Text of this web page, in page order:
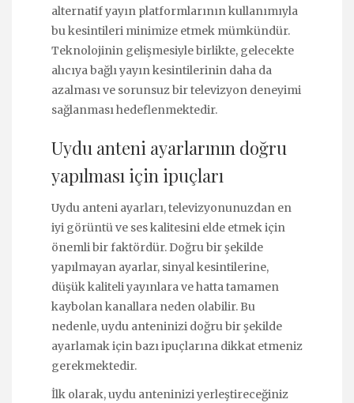
alternatif yayın platformlarının kullanımıyla
bu kesintileri minimize etmek mümkündür.
Teknolojinin gelişmesiyle birlikte, gelecekte
alıcıya bağlı yayın kesintilerinin daha da
azalması ve sorunsuz bir televizyon deneyimi
sağlanması hedeflenmektedir.
Uydu anteni ayarlarının doğru
yapılması için ipuçları
Uydu anteni ayarları, televizyonunuzdan en
iyi görüntü ve ses kalitesini elde etmek için
önemli bir faktördür. Doğru bir şekilde
yapılmayan ayarlar, sinyal kesintilerine,
düşük kaliteli yayınlara ve hatta tamamen
kaybolan kanallara neden olabilir. Bu
nedenle, uydu anteninizi doğru bir şekilde
ayarlamak için bazı ipuçlarına dikkat etmeniz
gerekmektedir.
İlk olarak, uydu anteninizi yerleştireceğiniz